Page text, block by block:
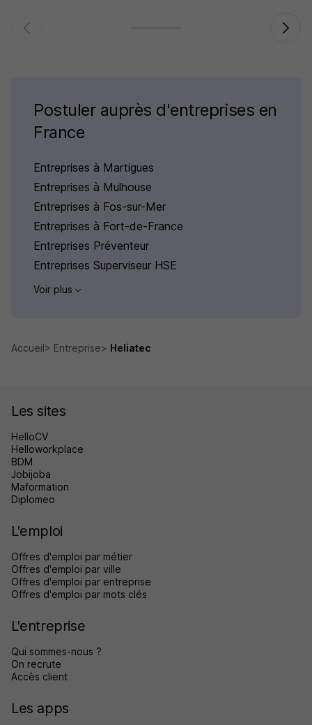
Postuler auprès d'entreprises en
France
Entreprises à Martigues
Entreprises à Mulhouse
Entreprises à Fos-sur-Mer
Entreprises à Fort-de-France
Entreprises Préventeur
Entreprises Superviseur HSE
Voir plus
Accueil Entreprise Heliatec
Les sites
HelloCV
Helloworkplace
BDM
Jobijoba
Maformation
Diplomeo
L'emploi
Offres d'emploi par métier
Offres d'emploi par ville
Offres d'emploi par entreprise
Offres d'emploi par mots clés
L'entreprise
Qui sommes-nous ?
On recrute
Accès client
Les apps